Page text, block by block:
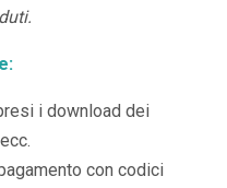
i download dei
con codici